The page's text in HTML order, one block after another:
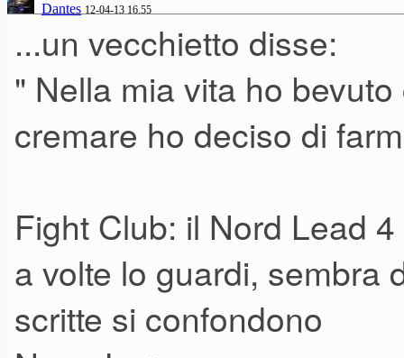
Dantes 12-04-13 16.55
...un vecchietto disse:
" Nella mia vita ho
cremare ho deciso di
Fight Club: il Nord Lead
a volte lo guardi, sembra
scritte si confondono